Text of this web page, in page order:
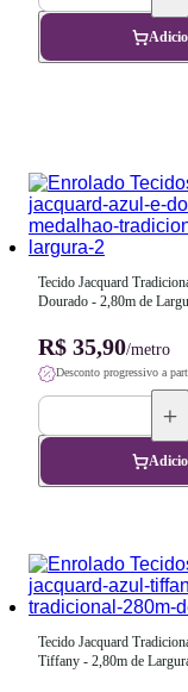
Tecido Jacquard
Dourado - 2,80m de
R$ 35,90/metro
Desconto progressivo a
Tecido Jacquard
Tiffany - 2,80m de